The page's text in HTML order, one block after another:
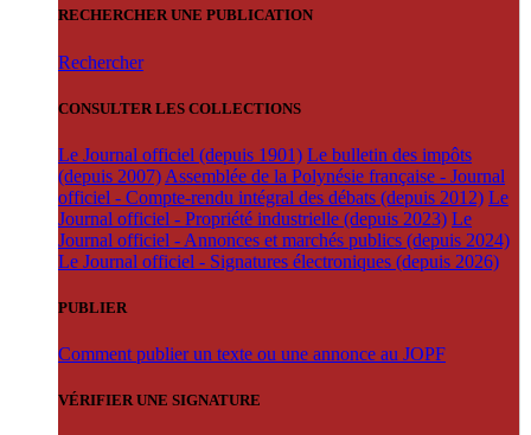
RECHERCHER UNE PUBLICATION
Rechercher
CONSULTER LES COLLECTIONS
Le Journal officiel (depuis 1901) Le bulletin des impôts
(depuis 2007) Assemblée de la Polynésie française - Journal
officiel - Compte-rendu intégral des débats (depuis 2012) Le
Journal officiel - Propriété industrielle (depuis 2023) Le
Journal officiel - Annonces et marchés publics (depuis 2024)
Le Journal officiel - Signatures électroniques (depuis 2026)
PUBLIER
Comment publier un texte ou une annonce au JOPF
VÉRIFIER UNE SIGNATURE